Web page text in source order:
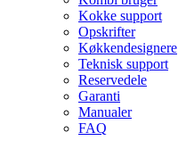
Kokke support
Opskrifter
Køkkendesignere
Teknisk support
Reservedele
Garanti
Manualer
FAQ